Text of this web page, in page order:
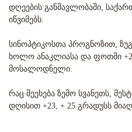
დღეების განმავლობაში,
იწვიმებს.
სინოპტიკოსთა პროგნოზით,
ხოლო ანაკლიასა და ფოთში
მოსალოდნელი.
რაც შეეხება ზემო სვანეთს,
დღისით +23, + 25 გრადუსს